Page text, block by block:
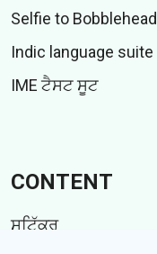
Selfie to Bobblehead
Indic language suite
IME ਟੈਸਟ ਸੂਟ
CONTENT
ਸਟਿੱਕਰ